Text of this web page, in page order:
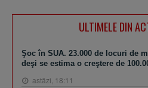
ULTIMELE DIN
Şoc în SUA. 23.000 de locuri de
deşi se estima o creştere de
astăzi, 18:11